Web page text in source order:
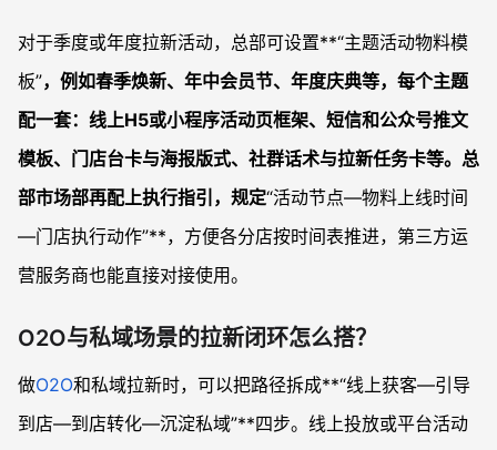
对于季度或年度拉新活动，总部可设置**“主题活动物料模
板”，例如春季焕新、年中会员节、年度庆典等，每个主题
配一套：线上H5或小程序活动页框架、短信和公众号推文
模板、门店台卡与海报版式、社群话术与拉新任务卡等。总
部市场部再配上执行指引，规定“活动节点—物料上线时间
—门店执行动作”**，方便各分店按时间表推进，第三方运
营服务商也能直接对接使用。
O2O与私域场景的拉新闭环怎么搭？
做O2O和私域拉新时，可以把路径拆成**“线上获客—引导
到店—到店转化—沉淀私域”**四步。线上投放或平台活动